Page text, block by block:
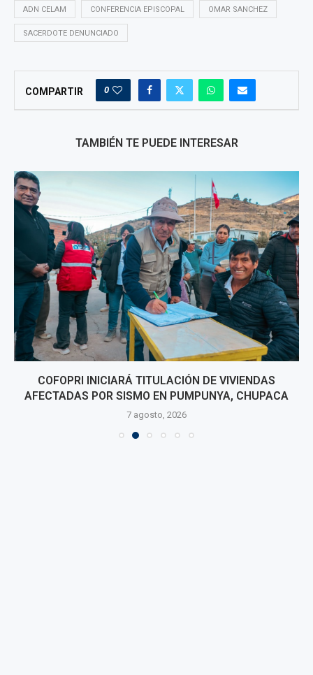
ADN CELAM CONFERENCIA EPISCOPAL OMAR SANCHEZ
SACERDOTE DENUNCIADO
COMPARTIR 0
TAMBIÉN TE PUEDE INTERESAR
COFOPRI INICIARÁ TITULACIÓN DE VIVIENDAS
AFECTADAS POR SISMO EN PUMPUNYA, CHUPACA
7 agosto, 2026